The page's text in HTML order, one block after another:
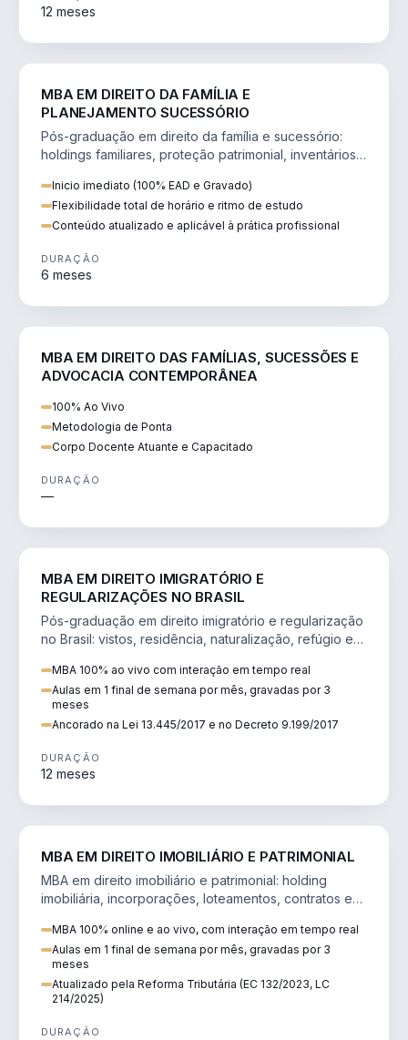
12 meses
MBA EM DIREITO DA FAMÍLIA E
PLANEJAMENTO SUCESSÓRIO
Pós-graduação em direito da família e sucessório:
holdings familiares, proteção patrimonial, inventários
Inicio imediato (100% EAD e Gravado)
Flexibilidade total de horário e ritmo de estudo
Conteúdo atualizado e aplicável à prática profissional
DURAÇÃO
6 meses
MBA EM DIREITO DAS FAMÍLIAS, SUCESSÕES E
ADVOCACIA CONTEMPORÂNEA
100% Ao Vivo
Metodologia de Ponta
Corpo Docente Atuante e Capacitado
DURAÇÃO
—
MBA EM DIREITO IMIGRATÓRIO E
REGULARIZAÇÕES NO BRASIL
Pós-graduação em direito imigratório e regularização
no Brasil: vistos, residência, naturalização, refúgio e
MBA 100% ao vivo com interação em tempo real
Aulas em 1 final de semana por mês, gravadas por 3
meses
Ancorado na Lei 13.445/2017 e no Decreto 9.199/2017
DURAÇÃO
12 meses
MBA EM DIREITO IMOBILIÁRIO E PATRIMONIAL
MBA em direito imobiliário e patrimonial: holding
imobiliária, incorporações, loteamentos, contratos e
MBA 100% online e ao vivo, com interação em tempo real
Aulas em 1 final de semana por mês, gravadas por 3
meses
Atualizado pela Reforma Tributária (EC 132/2023, LC
214/2025)
DURAÇÃO